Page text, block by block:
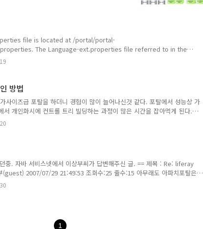
file is located at /portal/portal-
The Language-ext.properties file referred to in the
content/Language-ext.properties
방법
사이즈급 포탈을 하더니 경험이 많이 늘어나신것 같다. 포탈에서 성능상 가
개인화시에 컨트롤 트리 빌딩하는 과정이 많은 시간을 잡아먹게 된다.
. 결과적으로 컨트롤 트리에 바인딩되는 컨트롤의 수를 줄이는것이 가장
롤 트리란 데스크탑 단위로 렌더링이 되기 때문에, 업무 별로 데스크탑을
주는것이 아니라, 개인화 페이지를 따로 만들어서 개인화 탭을 눌렀을때만
인화 페이지의 구조를 ..
중. 자바 서비스넷에서 이상부씨가 답변해주신 글. == 제목 : Re: liferay
(guest) 2007/07/29 21:49:53 조회수:25 줄수:15 아무래도 아파치포탈은
portal은 보셨는지요? (아마보신거 같은데, 보셧다면 왜 apache포탈을
여 프로덕트에 가깝습니다. UI도 미려하고, 아작스를 지원하며, 사용층도
1